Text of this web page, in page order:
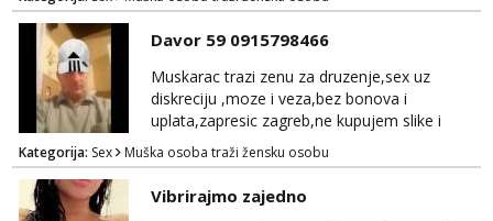
Tel:064/677-677- Kod: #72
kakva placanja opcenito (gotovina) ili
unaprijed (aircash, paysafecard, bonovi) ne
dolaze u obzir. Javit se prvo porukom na
whatsapp 0958048882.
Davor 59 0915798466
Muskarac trazi zenu za druzenje,sex uz
diskreciju ,moze i veza,bez bonova i
uplata,zapresic zagreb,ne kupujem slike i
videa
Kategorija: Sex Muška osoba traži žensku osobu
Vibrirajmo zajedno